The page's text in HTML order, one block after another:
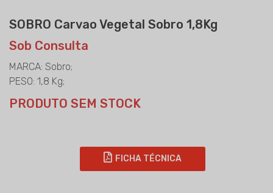
SOBRO Carvao Vegetal Sobro 1,8Kg
Sob Consulta
MARCA: Sobro;
PESO: 1,8 Kg;
PRODUTO SEM STOCK
FICHA TÉCNICA